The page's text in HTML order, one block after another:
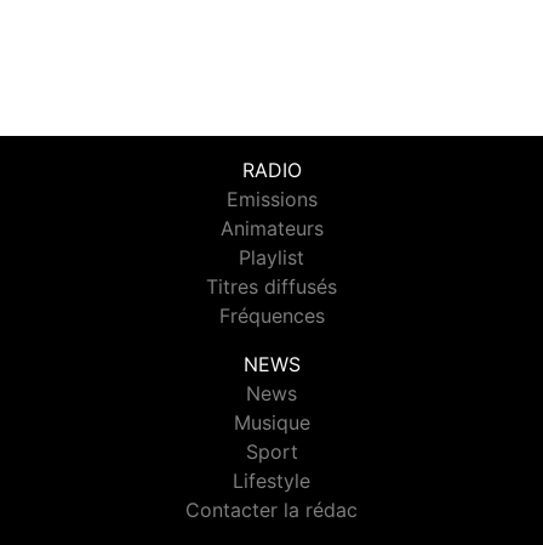
RADIO
Emissions
Animateurs
Playlist
Titres diffusés
Fréquences
NEWS
News
Musique
Sport
Lifestyle
Contacter la rédac